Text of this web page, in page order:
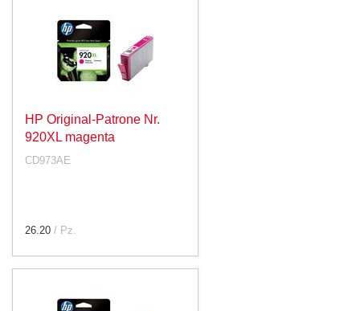
HP Original-Patrone Nr.
920XL magenta
CD973AE
26.20 / Pz.